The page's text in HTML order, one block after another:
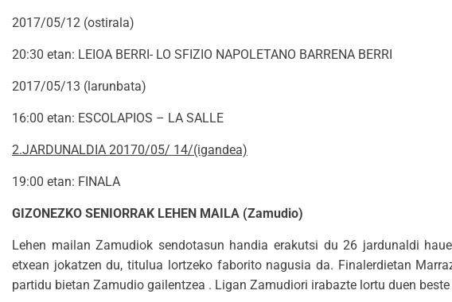
2017/05/12 (ostirala)
20:30 etan: LEIOA BERRI- LO SFIZIO NAPOLETANO BARRENA BERRI
2017/05/13 (larunbata)
16:00 etan: ESCOLAPIOS – LA SALLE
2.JARDUNALDIA 20170/05/ 14/(igandea)
19:00 etan: FINALA
GIZONEZKO SENIORRAK LEHEN MAILA (Zamudio)
Lehen mailan Zamudiok sendotasun handia erakutsi du 26 jardunaldi
etxean jokatzen du, titulua lortzeko faborito nagusia da. Finalerdietan
partidu bietan Zamudio gailentzea . Ligan Zamudiori irabazte lortu duen